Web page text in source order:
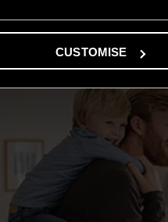
CUSTOMISE
ĐỌC THÊM